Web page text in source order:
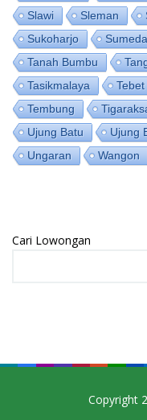
Slawi
Sleman
Sukoharjo
Tanah Bumbu
Tasikmalaya
Tebet
Tembung
Ujung Batu
Ujung
Ungaran
Wangon
Cari Lowongan
Copyright